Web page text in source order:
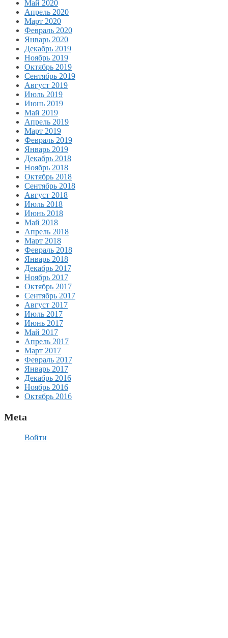
Май 2020
Апрель 2020
Март 2020
Февраль 2020
Январь 2020
Декабрь 2019
Ноябрь 2019
Октябрь 2019
Сентябрь 2019
Август 2019
Июль 2019
Июнь 2019
Май 2019
Апрель 2019
Март 2019
Февраль 2019
Январь 2019
Декабрь 2018
Ноябрь 2018
Октябрь 2018
Сентябрь 2018
Август 2018
Июль 2018
Июнь 2018
Май 2018
Апрель 2018
Март 2018
Февраль 2018
Январь 2018
Декабрь 2017
Ноябрь 2017
Октябрь 2017
Сентябрь 2017
Август 2017
Июль 2017
Июнь 2017
Май 2017
Апрель 2017
Март 2017
Февраль 2017
Январь 2017
Декабрь 2016
Ноябрь 2016
Октябрь 2016
Meta
Войти